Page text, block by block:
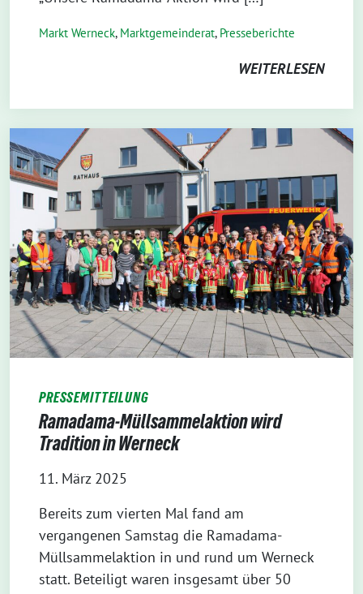
Markt Werneck, Markt­gemeinderat, Presseberichte
WEITERLESEN
PRESSEMITTEILUNG
Ramadama-Müllsammelaktion wird
Tradition in Werneck
11. März 2025
Bereits zum vierten Mal fand am
vergangenen Samstag die Ramadama-
Müllsammelaktion in und rund um Werneck
statt. Beteiligt waren insgesamt über 50